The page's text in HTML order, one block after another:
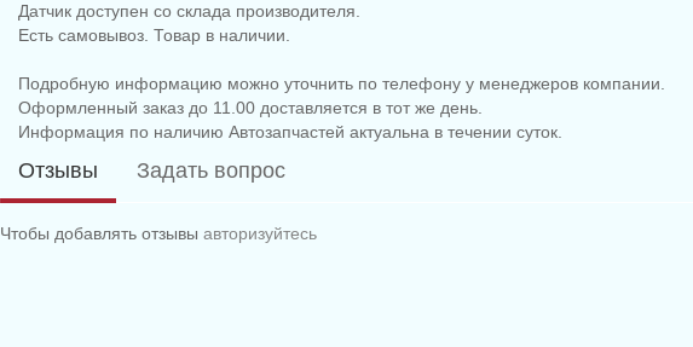
Датчик доступен со склада производителя.
Есть самовывоз. Товар в наличии.
Подробную информацию можно уточнить по телефону у менеджеров компании.
Оформленный заказ до 11.00 доставляется в тот же день.
Информация по наличию Автозапчастей актуальна в течении суток.
Отзывы Задать вопрос
Чтобы добавлять отзывы авторизуйтесь